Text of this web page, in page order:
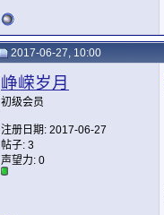
2017-06-27, 10:00
峥嵘岁月
初级会员
注册日期: 2017-06-27
帖子: 3
声望力: 0